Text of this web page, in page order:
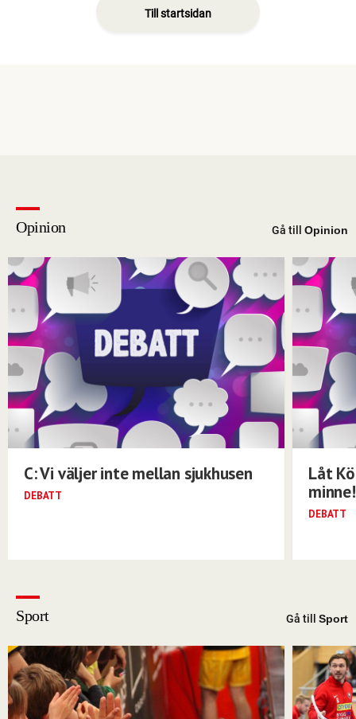
Till startsidan
Opinion Gå till Opinion
C: Vi väljer inte mellan sjukhusen
DEBATT
Låt
minne!
DEBATT
Sport Gå till Sport